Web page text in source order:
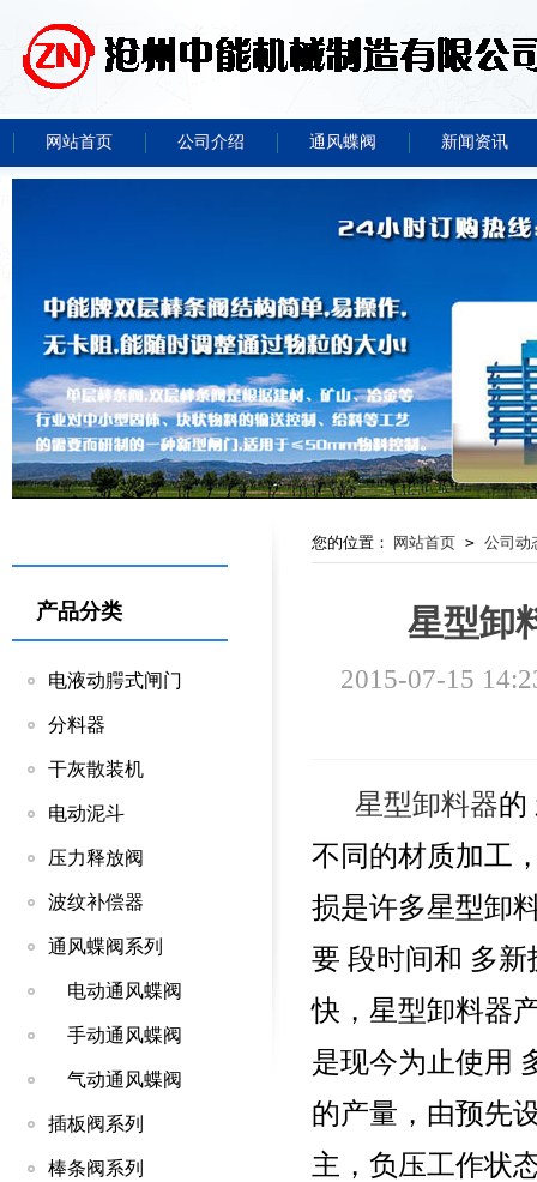
网站首页 公司介绍 通风蝶阀 新闻资讯
产品分类
电液动腭式闸门
分料器
干灰散装机
电动泥斗
压力释放阀
波纹补偿器
通风蝶阀系列
电动通风蝶阀
手动通风蝶阀
气动通风蝶阀
插板阀系列
棒条阀系列
您的位置： 网站首页 > 公司动
星型卸
2015-07-15
星型卸料器的
不同的材质加工
损是许多星型卸
要 段时间和 多
快，星型卸料器
是现今为止使用
的产量，由预先
主，负压工作状